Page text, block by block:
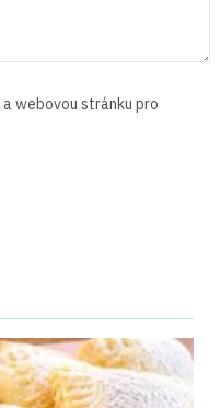
webovou stránku pro